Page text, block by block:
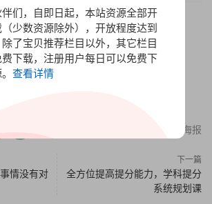
0 赏 0
分享海报
情没有对
下一篇
全方位提高提分能力，学科提分
系统规划课
们，自即日起，本站资源全部开
少数资源除外），开放程度达到
了宝贝推荐栏目以外，其它栏目
下载，注册用户每日可以免费下
查看详情